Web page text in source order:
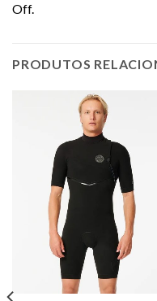
Off.
PRODUTOS